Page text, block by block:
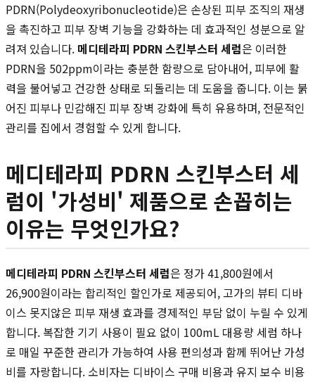
PDRN(Polydeoxyribonucleotide)은 손상된 피부 조직의 재생
을 촉진하고 피부 장벽 기능을 강화하는 데 효과적인 성분으로 알
려져 있습니다. 메디테라피 PDRN 스킨부스터 세럼은 이러한
PDRN을 502ppm이라는 충분한 함량으로 담아내어, 피부에 활
력을 불어넣고 건강한 상태로 되돌리는 데 도움을 줍니다. 이는 붉
어진 피부나 민감해진 피부 장벽 강화에 특히 유용하며, 전문적인
관리를 집에서 경험할 수 있게 합니다.
메디테라피 PDRN 스킨부스터 세
럼이 '가성비' 제품으로 손꼽히는
이유는 무엇인가요?
메디테라피 PDRN 스킨부스터 세럼은 정가 41,800원에서
26,900원이라는 합리적인 할인가로 제공되어, 고가의 뷰티 디바
이스 못지않은 피부 재생 효과를 경제적인 부담 없이 누릴 수 있게
합니다. 복잡한 기기 사용이 필요 없이 100mL 대용량 세럼 하나
로 매일 꾸준한 관리가 가능하여 사용 편의성과 함께 뛰어난 가성
비를 자랑합니다. 소비자는 디바이스 구매 비용과 유지 보수 비용